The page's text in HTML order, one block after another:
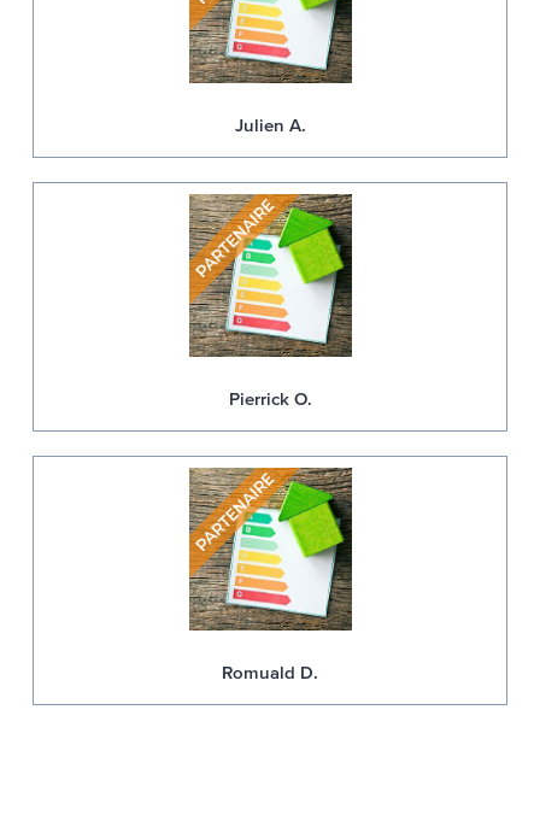
Julien A.
Pierrick O.
Romuald D.